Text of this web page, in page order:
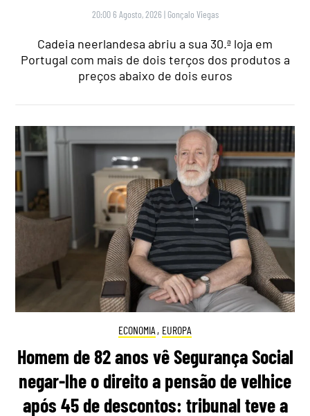
20:00 6 Agosto, 2026 | Gonçalo Viegas
Cadeia neerlandesa abriu a sua 30.ª loja em
Portugal com mais de dois terços dos produtos a
preços abaixo de dois euros
ECONOMIA , EUROPA
Homem de 82 anos vê Segurança Social
negar-lhe o direito a pensão de velhice
após 45 de descontos: tribunal teve a